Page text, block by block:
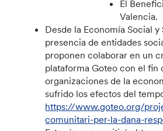
El
Valencia.
Desde la Economía Social y
presencia de entidades
proponen colaborar en un
plataforma Goteo con el fin
organizaciones de la
sufrido los efectos del
https://www.goteo.org/
comunitari-per-la-dana-